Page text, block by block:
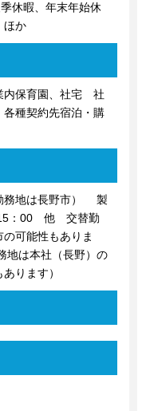
休暇、年末年始休
ほか
内保育園、社宅 社
各種契約先宿泊・購
務地は長野市） 製
15：00 他 交替勤
可能性もありま
は本社（長野）の
ります）